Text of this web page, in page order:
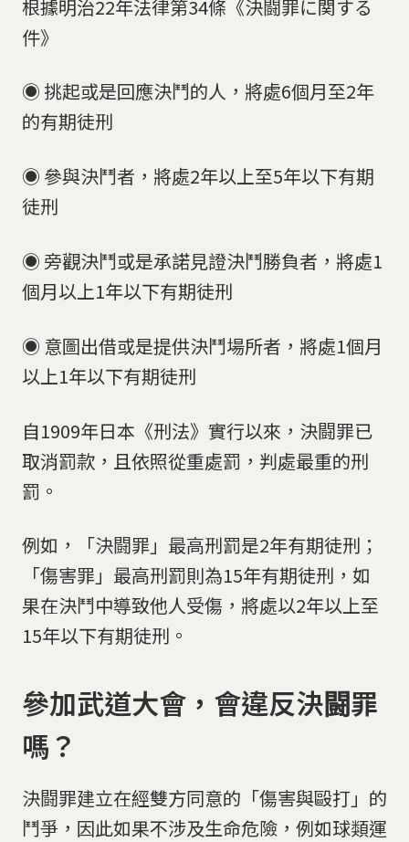
根據明治22年法律第34條《決闘罪に関する
件》
◉ 挑起或是回應決鬥的人，將處6個月至2年
的有期徒刑
◉ 參與決鬥者，將處2年以上至5年以下有期
徒刑
◉ 旁觀決鬥或是承諾見證決鬥勝負者，將處1
個月以上1年以下有期徒刑
◉ 意圖出借或是提供決鬥場所者，將處1個月
以上1年以下有期徒刑
自1909年日本《刑法》實行以來，決闘罪已
取消罰款，且依照從重處罰，判處最重的刑
罰。
例如，「決闘罪」最高刑罰是2年有期徒刑；
「傷害罪」最高刑罰則為15年有期徒刑，如
果在決鬥中導致他人受傷，將處以2年以上至
15年以下有期徒刑。
參加武道大會，會違反決闘罪
嗎？
決闘罪建立在經雙方同意的「傷害與毆打」的
鬥爭，因此如果不涉及生命危險，例如球類運